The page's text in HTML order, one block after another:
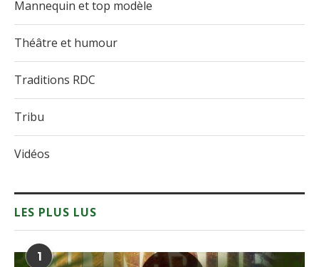
Mannequin et top modèle
Théâtre et humour
Traditions RDC
Tribu
Vidéos
LES PLUS LUS
1